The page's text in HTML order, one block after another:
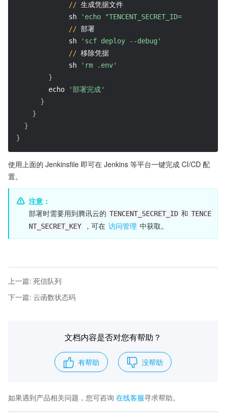
// 生成凭据文件
             sh
'echo
// 部署
             sh
'scf deploy --debug'
// 移除凭据
             sh
'rm .env'
}
        echo
'部署完成'
}
}
}
}
使用上面的 Jenkinsfile 即可在 Jenkins 等平台一键完成 CI/CD 配
置。
注意：
部署时需要用到腾讯云的 TENCENT_SECRET_ID 和 TENCE
NT_SECRET_KEY
，可在 访问管理 中获取。
上一篇: 死信队列
下一篇: 云函数状态码
文档内容是否对您有帮助？
有帮助 没帮助
如果遇到产品相关问题，您可咨询 在线客服寻求帮助。